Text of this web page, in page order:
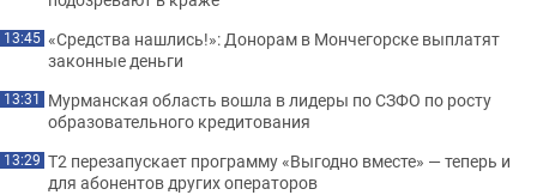
13:45 «Средства нашлись!»: Донорам в Мончегорске выплатят
законные деньги
13:31 Мурманская область вошла в лидеры по СЗФО по росту
образовательного кредитования
13:29 Т2 перезапускает программу «Выгодно вместе» — теперь и
для абонентов других операторов